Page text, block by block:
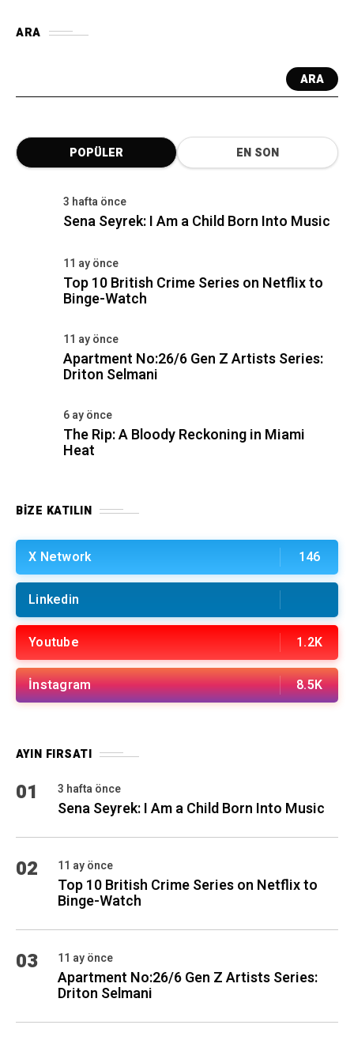
ARA
ARA
POPÜLER EN SON
3 hafta önce
Sena Seyrek: I Am a Child Born Into Music
11 ay önce
Top 10 British Crime Series on Netflix to
Binge-Watch
11 ay önce
Apartment No:26/6 Gen Z Artists Series:
Driton Selmani
6 ay önce
The Rip: A Bloody Reckoning in Miami
Heat
BIZE KATILIN
X Network 146
Linkedin
Youtube 1.2K
İnstagram 8.5K
AYIN FIRSATI
01 3 hafta önce
Sena Seyrek: I Am a Child Born Into Music
02 11 ay önce
Top 10 British Crime Series on Netflix to
Binge-Watch
03 11 ay önce
Apartment No:26/6 Gen Z Artists Series:
Driton Selmani